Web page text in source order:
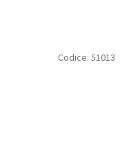
Codice: 51013